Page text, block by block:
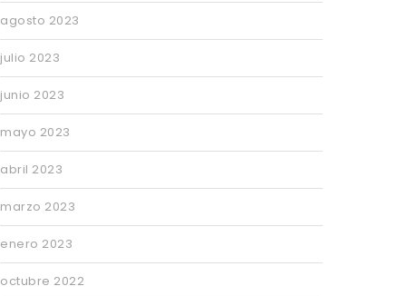
agosto 2023
julio 2023
junio 2023
mayo 2023
abril 2023
marzo 2023
enero 2023
octubre 2022